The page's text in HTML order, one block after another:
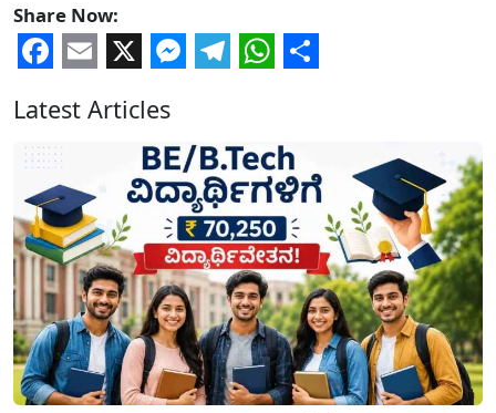
Share Now:
Facebook
Email
X Messenger
Telegram
WhatsApp
Share
Latest Articles